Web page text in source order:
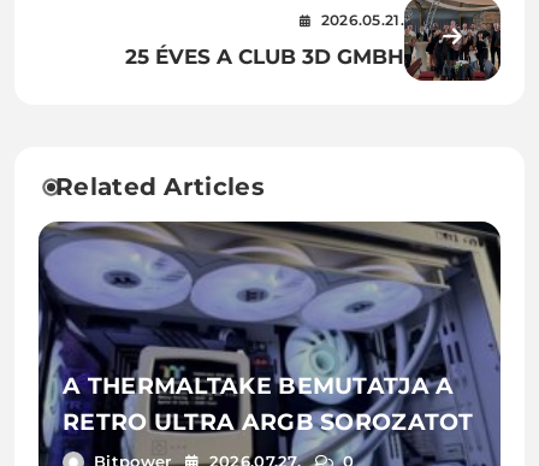
2026.05.21.
25 ÉVES A CLUB 3D GMBH
Related Articles
A THERMALTAKE BEMUTATJA A
RETRO ULTRA ARGB SOROZATOT
Bitpower 2026.07.27. 0